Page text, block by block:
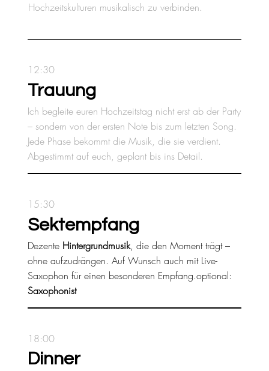
Hochzeitskulturen musikalisch zu verbinden.
12:30
Trauung
Ich begleite euren Hochzeitstag nicht erst ab der Party
– sondern von der ersten Note bis zum letzten Song.
Jede Phase bekommt die Musik, die sie verdient.
Abgestimmt auf euch, geplant bis ins Detail.
15:30
Sektempfang
Dezente Hintergrundmusik, die den Moment trägt –
ohne aufzudrängen. Auf Wunsch auch mit Live-
Saxophon für einen besonderen Empfang.optional:
Saxophonist
18:00
Dinner